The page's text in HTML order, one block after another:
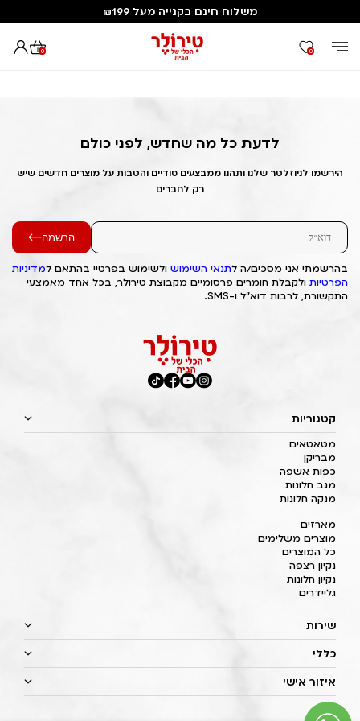
משלוח חינם בקנייה מעל ₪199
0 0
דף הבית Out of Stock Alert 2025/01/26 1737873809
לדעת כל מה שחדש, לפני כולם
הירשמו לניוזלטר שלנו ותהנו ממבצעים סודיים והטבות על מוצרים חדשים שיש
רק לחברים
הרשמה
בהרשמתי אני מסכים/ה לתנאי השימוש ולשימוש בפרטיי בהתאם למדיניות
הפרטיות ולקבלת חומרים פרסומיים מקבוצת טירולר, בכל אחד מאמצעי
התקשורת, לרבות דוא"ל ו-SMS.
קטגוריות
מטאטאים
מבריקן
כפות אשפה
מגב חלונות
מנקה חלונות
מארזים
מוצרים משלימים
כל המוצרים
נקיון רצפה
נקיון חלונות
גליידרים
שירות
כללי
איזור אישי